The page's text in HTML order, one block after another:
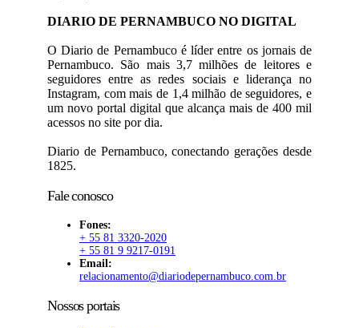
DIARIO DE PERNAMBUCO NO DIGITAL
O Diario de Pernambuco é líder entre os jornais de
Pernambuco. São mais 3,7 milhões de leitores e
seguidores entre as redes sociais e liderança no
Instagram, com mais de 1,4 milhão de seguidores, e
um novo portal digital que alcança mais de 400 mil
acessos no site por dia.
Diario de Pernambuco, conectando gerações desde
1825.
Fale conosco
Fones:
+ 55 81 3320-2020
+ 55 81 9 9217-0191
Email:
relacionamento@diariodepernambuco.com.br
Nossos portais